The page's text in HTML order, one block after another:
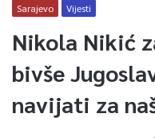
Sarajevo Vijesti
Nikola Nikić
bivše
navijati za